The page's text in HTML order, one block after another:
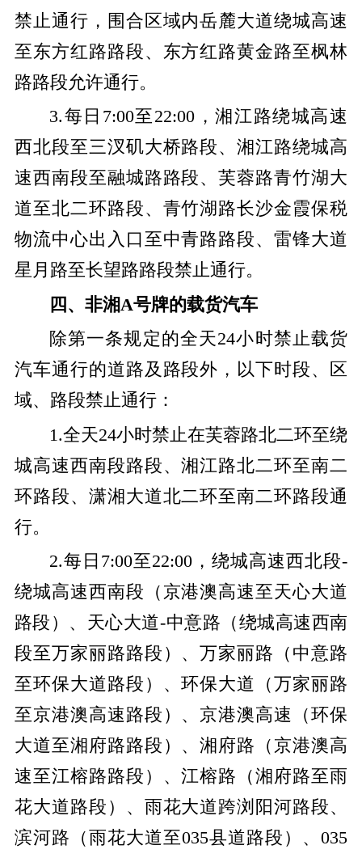
禁止通行，围合区域内岳麓大道绕城高速
至东方红路路段、东方红路黄金路至枫林
路路段允许通行。
3.每日7:00至22:00，湘江路绕城高速
西北段至三汊矶大桥路段、湘江路绕城高
速西南段至融城路路段、芙蓉路青竹湖大
道至北二环路段、青竹湖路长沙金霞保税
物流中心出入口至中青路路段、雷锋大道
星月路至长望路路段禁止通行。
四、非湘A号牌的载货汽车
除第一条规定的全天24小时禁止载货
汽车通行的道路及路段外，以下时段、区
域、路段禁止通行：
1.全天24小时禁止在芙蓉路北二环至绕
城高速西南段路段、湘江路北二环至南二
环路段、潇湘大道北二环至南二环路段通
行。
2.每日7:00至22:00，绕城高速西北段-
绕城高速西南段（京港澳高速至天心大道
路段）、天心大道-中意路（绕城高速西南
段至万家丽路路段）、万家丽路（中意路
至环保大道路段）、环保大道（万家丽路
至京港澳高速路段）、京港澳高速（环保
大道至湘府路路段）、湘府路（京港澳高
速至江榕路路段）、江榕路（湘府路至雨
花大道路段）、雨花大道跨浏阳河路段、
滨河路（雨花大道至035县道路段）、035